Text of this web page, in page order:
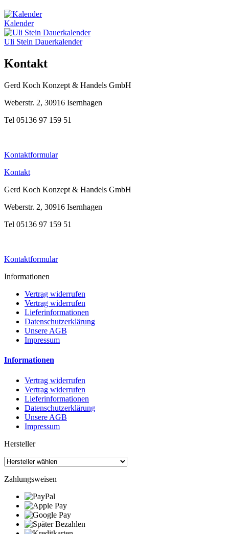
Kalender
Uli Stein Dauerkalender
Kontakt
Gerd Koch Konzept & Handels GmbH
Weberstr. 2, 30916 Isernhagen
Tel 05136 97 159 51
Kontaktformular
Kontakt
Gerd Koch Konzept & Handels GmbH
Weberstr. 2, 30916 Isernhagen
Tel 05136 97 159 51
Kontaktformular
Informationen
Vertrag widerrufen
Vertrag widerrufen
Lieferinformationen
Datenschutzerklärung
Unsere AGB
Impressum
Informationen
Vertrag widerrufen
Vertrag widerrufen
Lieferinformationen
Datenschutzerklärung
Unsere AGB
Impressum
Hersteller
Zahlungsweisen